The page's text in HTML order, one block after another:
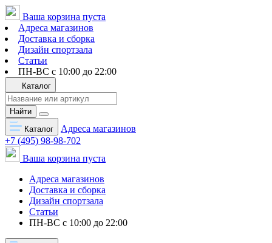
Ваша корзина пуста
Адреса магазинов
Доставка и сборка
Дизайн спортзала
Статьи
ПН-ВС с 10:00 до 22:00
Каталог
Найти
Каталог
Адреса магазинов
+7 (495) 98-98-702
Ваша корзина пуста
Адреса магазинов
Доставка и сборка
Дизайн спортзала
Статьи
ПН-ВС с 10:00 до 22:00